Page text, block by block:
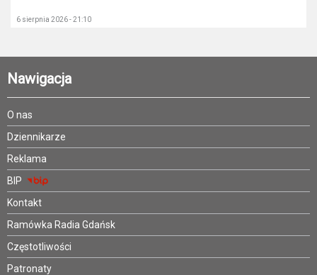
6 sierpnia 2026 - 21:10
Nawigacja
O nas
Dziennikarze
Reklama
BIP
Kontakt
Ramówka Radia Gdańsk
Częstotliwości
Patronaty